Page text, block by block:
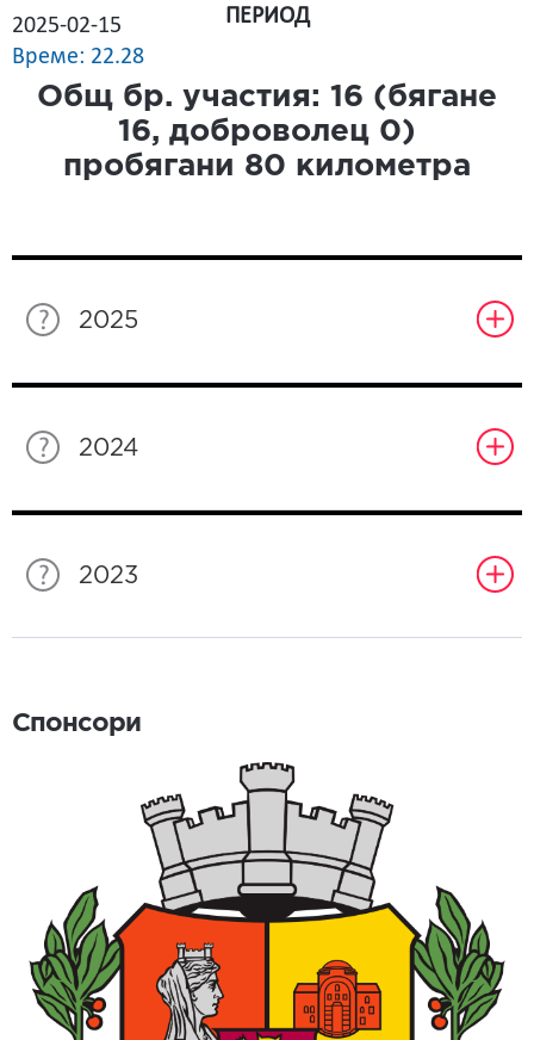
2025-02-15
Време: 22.28
ПЕРИОД
Общ бр. участия: 16 (бягане
16, доброволец 0)
пробягани 80 километра
2025
2024
2023
Спонсори